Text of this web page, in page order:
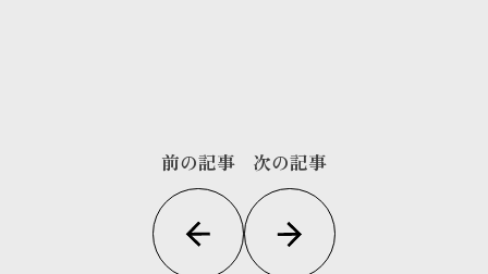
前の記事 次の記事